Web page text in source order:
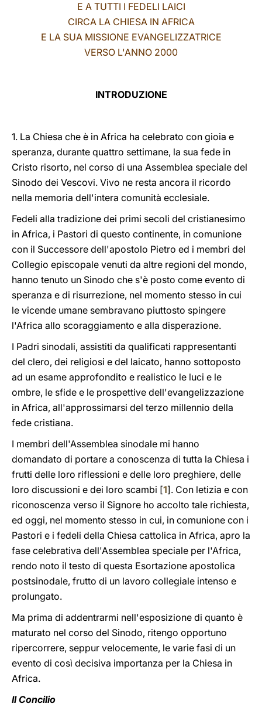
E A TUTTI I FEDELI LAICI
CIRCA LA CHIESA IN AFRICA
E LA SUA MISSIONE EVANGELIZZATRICE
VERSO L'ANNO 2000
INTRODUZIONE
1. La Chiesa che è in Africa ha celebrato con gioia e
speranza, durante quattro settimane, la sua fede in
Cristo risorto, nel corso di una Assemblea speciale del
Sinodo dei Vescovi. Vivo ne resta ancora il ricordo
nella memoria dell'intera comunità ecclesiale.
Fedeli alla tradizione dei primi secoli del cristianesimo
in Africa, i Pastori di questo continente, in comunione
con il Successore dell'apostolo Pietro ed i membri del
Collegio episcopale venuti da altre regioni del mondo,
hanno tenuto un Sinodo che s'è posto come evento di
speranza e di risurrezione, nel momento stesso in cui
le vicende umane sembravano piuttosto spingere
l'Africa allo scoraggiamento e alla disperazione.
I Padri sinodali, assistiti da qualificati rappresentanti
del clero, dei religiosi e del laicato, hanno sottoposto
ad un esame approfondito e realistico le luci e le
ombre, le sfide e le prospettive dell'evangelizzazione
in Africa, all'approssimarsi del terzo millennio della
fede cristiana.
I membri dell'Assemblea sinodale mi hanno
domandato di portare a conoscenza di tutta la Chiesa i
frutti delle loro riflessioni e delle loro preghiere, delle
loro discussioni e dei loro scambi [1]. Con letizia e con
riconoscenza verso il Signore ho accolto tale richiesta,
ed oggi, nel momento stesso in cui, in comunione con i
Pastori e i fedeli della Chiesa cattolica in Africa, apro la
fase celebrativa dell'Assemblea speciale per l'Africa,
rendo noto il testo di questa Esortazione apostolica
postsinodale, frutto di un lavoro collegiale intenso e
prolungato.
Ma prima di addentrarmi nell'esposizione di quanto è
maturato nel corso del Sinodo, ritengo opportuno
ripercorrere, seppur velocemente, le varie fasi di un
evento di così decisiva importanza per la Chiesa in
Africa.
Il Concilio